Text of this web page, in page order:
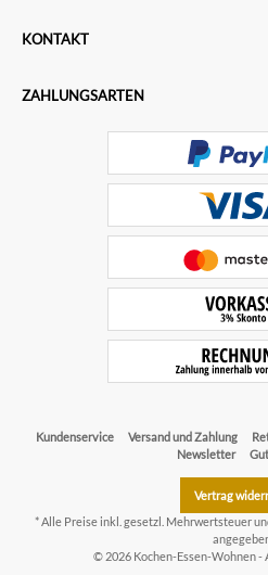
KONTAKT
ZAHLUNGSARTEN
Kundenservice Versand und Zahlung
Newsletter
Vertrag
* Alle Preise inkl. gesetzl. Mehrwertsteuer
© 2026 Kochen-Essen-Wohnen -